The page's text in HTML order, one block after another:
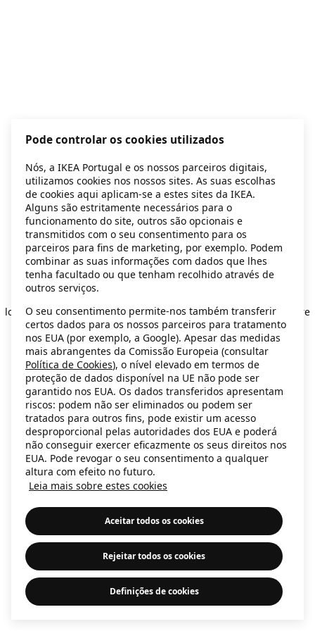
Application error: a client-side exception has occurred
loadingsecondhand.ikea.com (see the browser console for more
information).
Pode controlar os cookies utilizados
Nós, a IKEA Portugal e os nossos parceiros digitais,
utilizamos cookies nos nossos sites. As suas escolhas
de cookies aqui aplicam-se a estes sites da IKEA.
Alguns são estritamente necessários para o
funcionamento do site, outros são opcionais e
transmitidos com o seu consentimento para os
parceiros para fins de marketing, por exemplo. Podem
combinar as suas informações com dados que lhes
tenha facultado ou que tenham recolhido através de
outros serviços.
O seu consentimento permite-nos também transferir
certos dados para os nossos parceiros para tratamento
nos EUA (por exemplo, a Google). Apesar das medidas
mais abrangentes da Comissão Europeia (consultar
Política de Cookies), o nível elevado em termos de
proteção de dados disponível na UE não pode ser
garantido nos EUA. Os dados transferidos apresentam
riscos: podem não ser eliminados ou podem ser
tratados para outros fins, pode existir um acesso
desproporcional pelas autoridades dos EUA e poderá
não conseguir exercer eficazmente os seus direitos nos
EUA. Pode revogar o seu consentimento a qualquer
altura com efeito no futuro.
Leia mais sobre estes cookies
Aceitar todos os cookies
Rejeitar todos os cookies
Definições de cookies